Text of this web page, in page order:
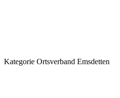
Kategorie Ortsverband Emsdetten